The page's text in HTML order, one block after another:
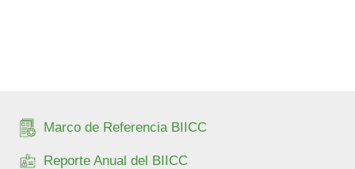
Marco de Referencia BIICC
Reporte Anual del BIICC